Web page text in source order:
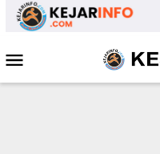
Loncat
Mobile